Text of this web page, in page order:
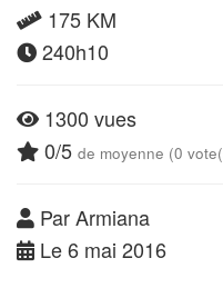
175 KM
240h10
1300 vues
0/5 de moyenne (0
Par Armiana
Le 6 mai 2016